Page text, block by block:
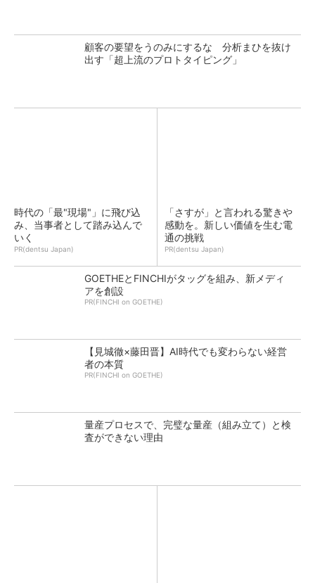
顧客の要望をうのみにするな 分析まひを抜け
出す「超上流のプロトタイピング」
時代の「最"現場"」に飛び込
み、当事者として踏み込んで
いく
PR(dentsu Japan)
「さすが」と言われる驚きや
感動を。新しい価値を生む電
通の挑戦
PR(dentsu Japan)
GOETHEとFINCHIがタッグを組み、新メディ
アを創設
PR(FINCHI on GOETHE)
【見城徹×藤田晋】AI時代でも変わらない経営
者の本質
PR(FINCHI on GOETHE)
量産プロセスで、完璧な量産（組み立て）と検
査ができない理由